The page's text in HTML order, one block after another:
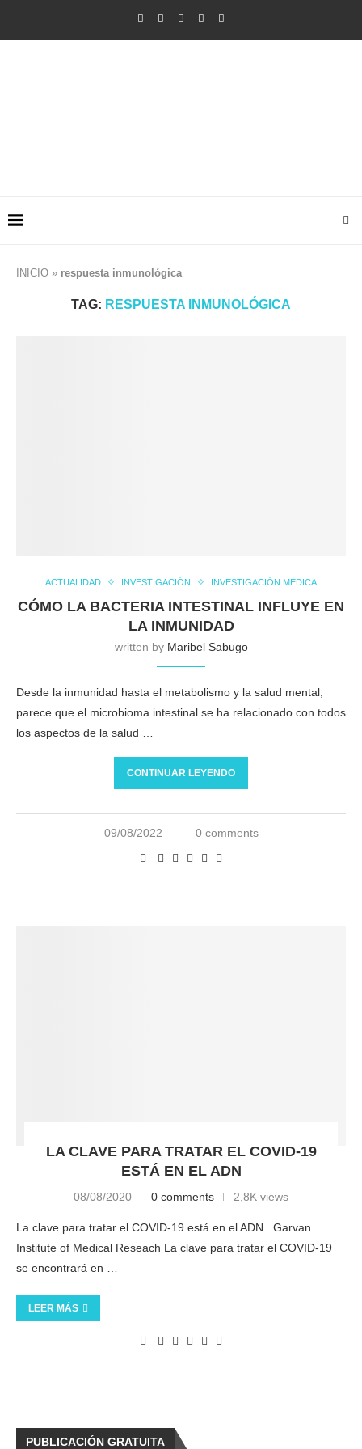
INICIO » respuesta inmunológica
TAG: RESPUESTA INMUNOLÓGICA
ACTUALIDAD INVESTIGACIÓN INVESTIGACIÓN MÉDICA
CÓMO LA BACTERIA INTESTINAL INFLUYE EN
LA INMUNIDAD
written by Maribel Sabugo
Desde la inmunidad hasta el metabolismo y la salud mental,
parece que el microbioma intestinal se ha relacionado con todos
los aspectos de la salud …
CONTINUAR LEYENDO
09/08/2022 0 comments
LA CLAVE PARA TRATAR EL COVID-19
ESTÁ EN EL ADN
08/08/2020 0 comments 2,8K views
La clave para tratar el COVID-19 está en el ADN Garvan
Institute of Medical Reseach La clave para tratar el COVID-19
se encontrará en …
LEER MÁS
PUBLICACIÓN GRATUITA